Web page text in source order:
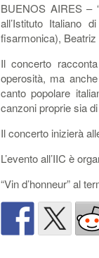
BUENOS AIRES –
all’Istituto Italiano
fisarmonica), Beatriz
Il concerto
operosità, ma
canto popolare
canzoni proprie sia
Il concerto inizierà
L’evento all’IIC è
“Vin d’honneur” al